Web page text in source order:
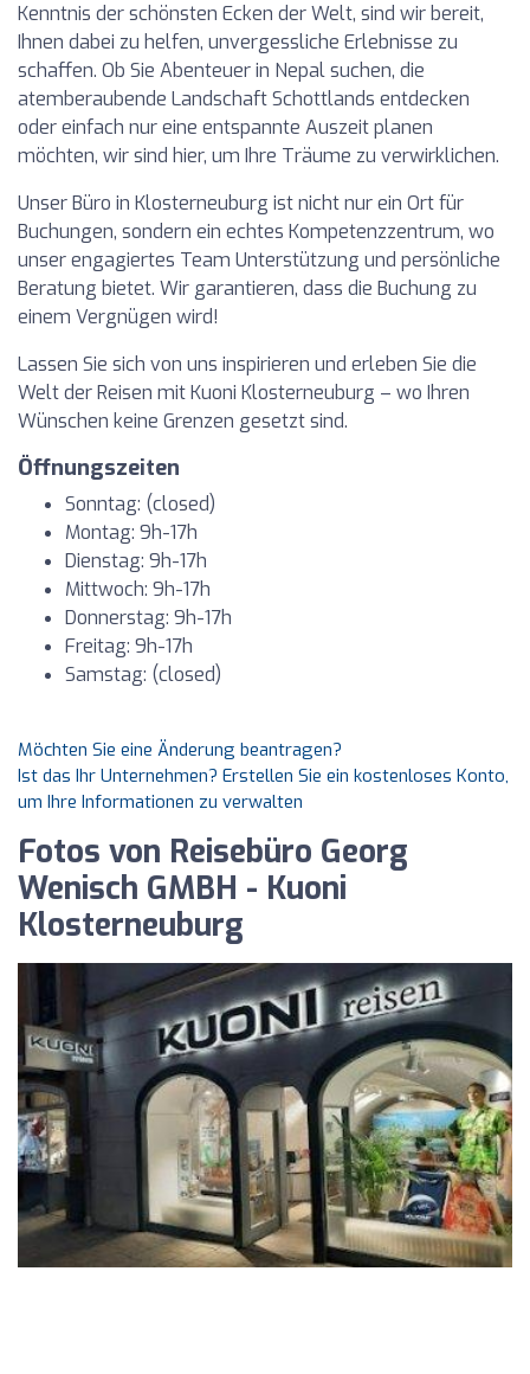
Kenntnis der schönsten Ecken der Welt, sind wir bereit,
Ihnen dabei zu helfen, unvergessliche Erlebnisse zu
schaffen. Ob Sie Abenteuer in Nepal suchen, die
atemberaubende Landschaft Schottlands entdecken
oder einfach nur eine entspannte Auszeit planen
möchten, wir sind hier, um Ihre Träume zu verwirklichen.
Unser Büro in Klosterneuburg ist nicht nur ein Ort für
Buchungen, sondern ein echtes Kompetenzzentrum, wo
unser engagiertes Team Unterstützung und persönliche
Beratung bietet. Wir garantieren, dass die Buchung zu
einem Vergnügen wird!
Lassen Sie sich von uns inspirieren und erleben Sie die
Welt der Reisen mit Kuoni Klosterneuburg – wo Ihren
Wünschen keine Grenzen gesetzt sind.
Öffnungszeiten
Sonntag: (closed)
Montag: 9h-17h
Dienstag: 9h-17h
Mittwoch: 9h-17h
Donnerstag: 9h-17h
Freitag: 9h-17h
Samstag: (closed)
Möchten Sie eine Änderung beantragen?
Ist das Ihr Unternehmen? Erstellen Sie ein kostenloses Konto,
um Ihre Informationen zu verwalten
Fotos von Reisebüro Georg
Wenisch GMBH - Kuoni
Klosterneuburg